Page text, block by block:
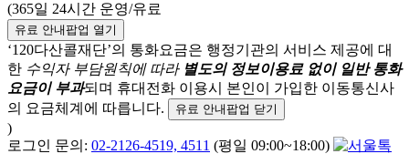
(365일 24시간 운영/유료
유료 안내팝업 열기
‘120다산콜재단’의 통화요금은 행정기관의 서비스 제공에 대
한 수익자 부담원칙에 따라 별도의 정보이용료 없이 일반 통화
요금이 부과되며 휴대전화 이용시 본인이 가입한 이동통신사
의 요금체계에 따릅니다.
유료 안내팝업 닫기
)
로그인 문의: 02-2126-4519, 4511 (평일 09:00~18:00)